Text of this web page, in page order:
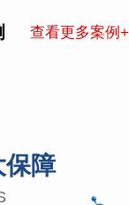
查看更多案例+
保障